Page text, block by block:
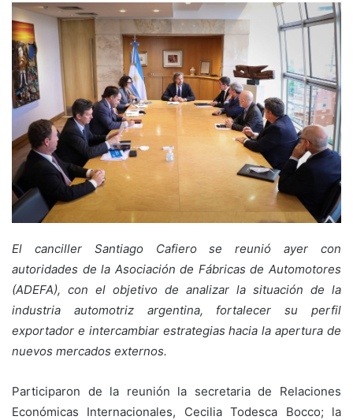
El canciller Santiago Cafiero se reunió ayer con
autoridades de la Asociación de Fábricas de Automotores
(ADEFA), con el objetivo de analizar la situación de la
industria automotriz argentina, fortalecer su perfil
exportador e intercambiar estrategias hacia la apertura de
nuevos mercados externos.
Participaron de la reunión la secretaria de Relaciones
Económicas Internacionales, Cecilia Todesca Bocco; la